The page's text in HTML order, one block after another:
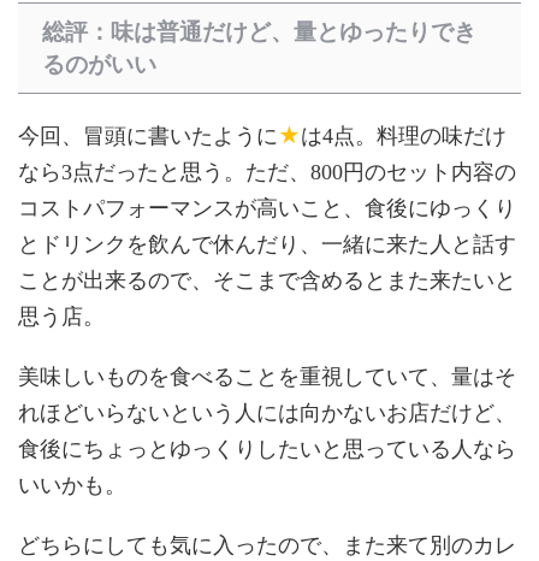
総評：味は普通だけど、量とゆったりでき
るのがいい
今回、冒頭に書いたように★は4点。料理の味だけ
なら3点だったと思う。ただ、800円のセット内容の
コストパフォーマンスが高いこと、食後にゆっくり
とドリンクを飲んで休んだり、一緒に来た人と話す
ことが出来るので、そこまで含めるとまた来たいと
思う店。
美味しいものを食べることを重視していて、量はそ
れほどいらないという人には向かないお店だけど、
食後にちょっとゆっくりしたいと思っている人なら
いいかも。
どちらにしても気に入ったので、また来て別のカレ